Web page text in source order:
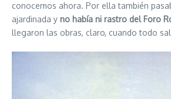
conocemos ahora. Por ella también
ajardinada y no había ni rastro del Foro
llegaron las obras, claro, cuando todo